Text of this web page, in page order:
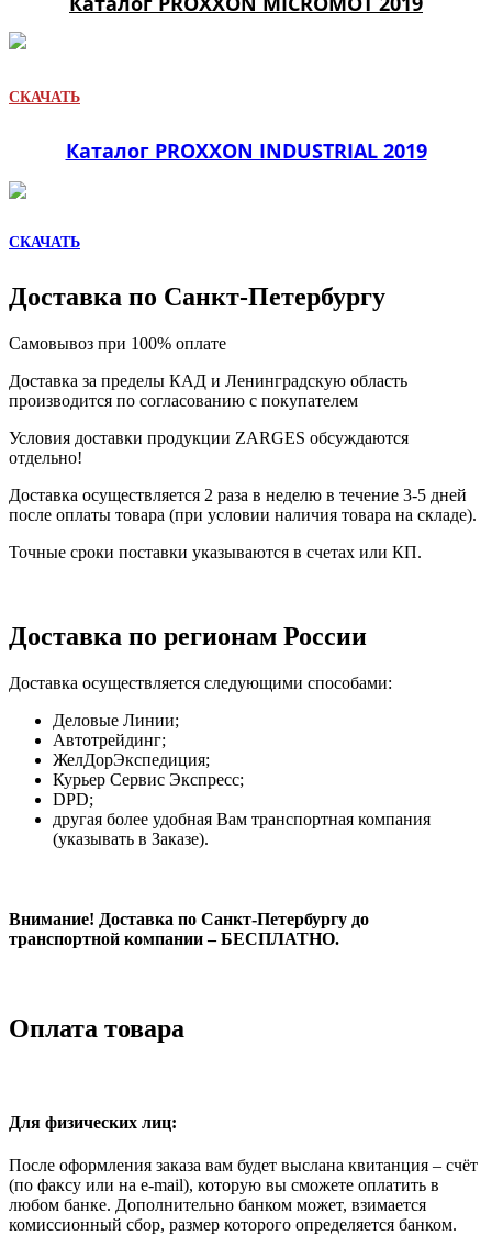
СКАЧАТЬ
Каталог PROXXON INDUSTRIAL 2019
СКАЧАТЬ
Доставка по Санкт-Петербургу
Самовывоз при 100% оплате
Доставка за пределы КАД и Ленинградскую область
производится по согласованию с покупателем
Условия доставки продукции ZARGES обсуждаются
отдельно!
Доставка осуществляется 2 раза в неделю в течение 3-5 дней
после оплаты товара (при условии наличия товара на складе).
Точные сроки поставки указываются в счетах или КП.
Доставка по регионам России
Доставка осуществляется следующими способами:
Деловые Линии;
Автотрейдинг;
ЖелДорЭкспедиция;
Курьер Сервис Экспресс;
DPD;
другая более удобная Вам транспортная компания
(указывать в Заказе).
Внимание! Доставка по Санкт-Петербургу до
транспортной компании – БЕСПЛАТНО.
Оплата товара
Для физических лиц:
После оформления заказа вам будет выслана квитанция – счёт
(по факсу или на e-mail), которую вы сможете оплатить в
любом банке. Дополнительно банком может, взимается
комиссионный сбор, размер которого определяется банком.